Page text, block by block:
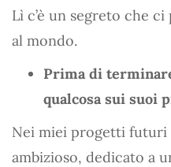
Lì c’è un segreto che
al mondo.
Prima di
qualcosa sui suoi
Nei miei progetti futuri
ambizioso, dedicato a